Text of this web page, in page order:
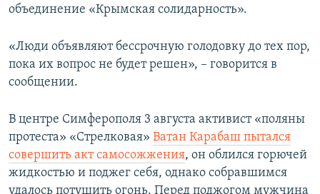
объединение «Крымская солидарность».
«Люди объявляют бессрочную голодовку до тех пор,
пока их вопрос не будет решен», – говорится в
сообщении.
В центре Симферополя 3 августа активист «поляны
протеста» «Стрелковая» Ватан Карабаш пытался
совершить акт самосожжения, он облился горючей
жидкостью и поджег себя, однако собравшимся
удалось потушить огонь. Перед поджогом мужчина